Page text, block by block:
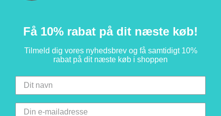
Få 10% rabat på dit næste køb!
Tilmeld dig vores nyhedsbrev og få samtidigt 10%
rabat på dit næste køb i shoppen